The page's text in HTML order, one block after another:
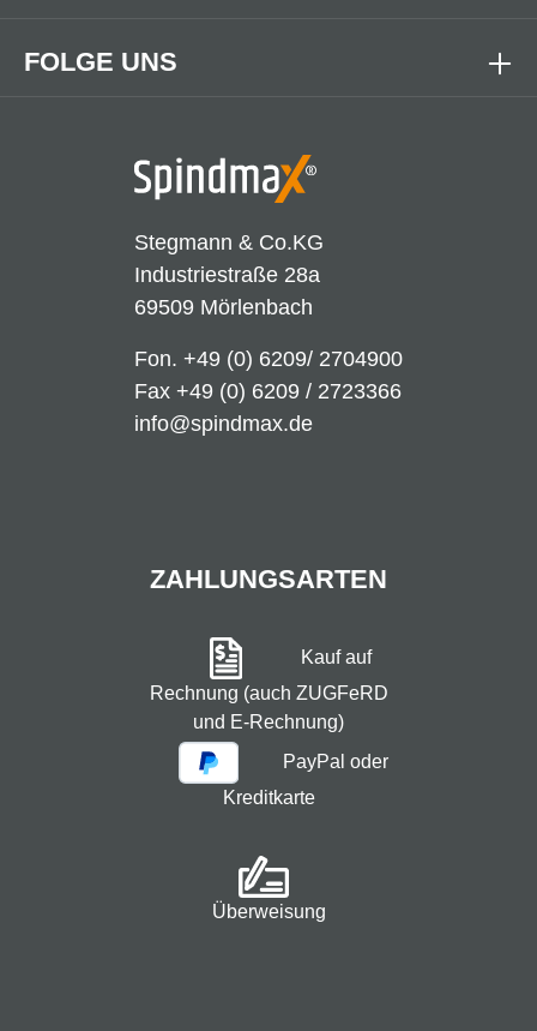
Stegmann & Co.KG
Industriestraße 28a
69509 Mörlenbach
Fon. +49 (0) 6209/ 2704900
Fax +49 (0) 6209 / 2723366
info@spindmax.de
FOLGE UNS
ZAHLUNGSARTEN
Kauf auf
Rechnung (auch ZUGFeRD
und E-Rechnung)
PayPal oder
Kreditkarte
Überweisung